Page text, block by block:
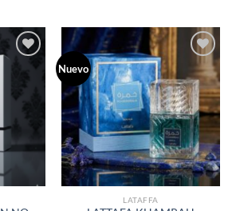
LISTA
Nuevo
AÑADIR
A LA
LISTA
DE
DESEOS
LATAFFA